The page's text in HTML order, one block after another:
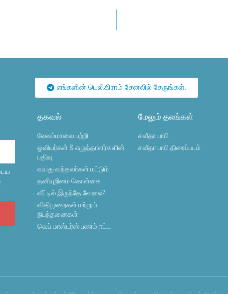
எங்களின் டெலிகிராம் சேனலில் சேருங்கள்.
தகவல்
வேலம்மாவை பற்றி
ஓவியர்கள் & எழுத்தாளர்களின்
பதிவு
வயது வந்தவர்கள் மட்டும்
தனியுறிமை கொள்கை
வீட்டில் இருந்தே வேலை?
விதிமுறைகள் மற்றும்
நிபந்தனைகள்
வெப் மாஸ்டர்ஸ் பணம் ஈட்ட
மேலும் தலங்கள்
சவீதா பாபி
சவீதா பாபி திரைப்படம்